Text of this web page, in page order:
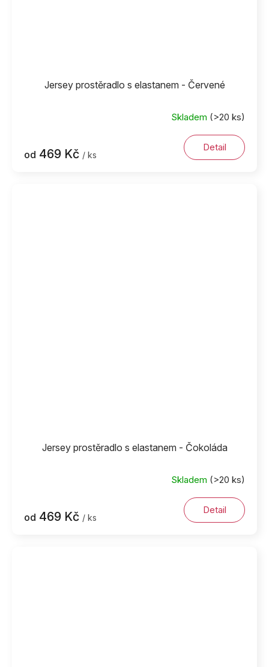
Jersey prostěradlo s elastanem - Červené
Skladem (>20 ks)
od 469 Kč / ks
Detail
Jersey prostěradlo s elastanem - Čokoláda
Skladem (>20 ks)
od 469 Kč / ks
Detail